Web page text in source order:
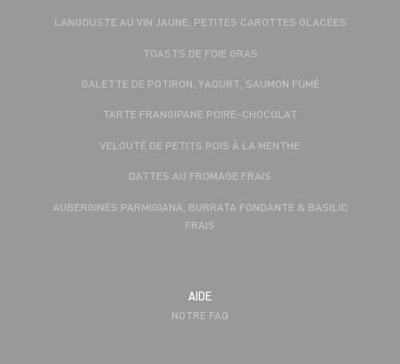
LANGOUSTE AU VIN JAUNE, PETITES CAROTTES GLACÉES
TOASTS DE FOIE GRAS
GALETTE DE POTIRON, YAOURT, SAUMON FUMÉ
TARTE FRANGIPANE POIRE-CHOCOLAT
VELOUTÉ DE PETITS POIS À LA MENTHE
DATTES AU FROMAGE FRAIS
AUBERGINES PARMIGIANA, BURRATA FONDANTE & BASILIC
FRAIS
AIDE
NOTRE FAQ